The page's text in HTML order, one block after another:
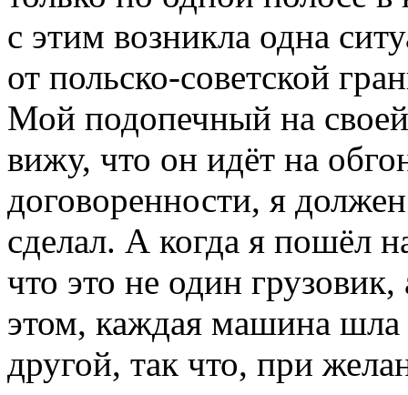
с этим возникла одна
от польско-советской
Мой подопечный на
вижу, что он идёт на
договоренности, я
сделал. А когда я пошёл
что это не один
этом, каждая машина шла
другой, так что, при